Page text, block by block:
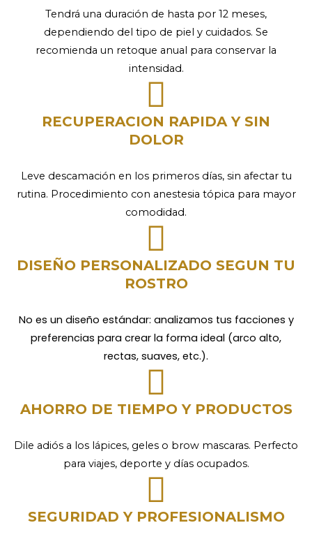
Tendrá una duración de hasta por 12 meses,
dependiendo del tipo de piel y cuidados. Se
recomienda un retoque anual para conservar la
intensidad.
RECUPERACION RAPIDA Y SIN
DOLOR
Leve descamación en los primeros días, sin afectar tu
rutina. Procedimiento con anestesia tópica para mayor
comodidad.
DISEÑO PERSONALIZADO SEGUN TU
ROSTRO
No es un diseño estándar: analizamos tus facciones y
preferencias para crear la forma ideal (arco alto,
rectas, suaves, etc.).
AHORRO DE TIEMPO Y PRODUCTOS
Dile adiós a los lápices, geles o brow mascaras. Perfecto
para viajes, deporte y días ocupados.
SEGURIDAD Y PROFESIONALISMO